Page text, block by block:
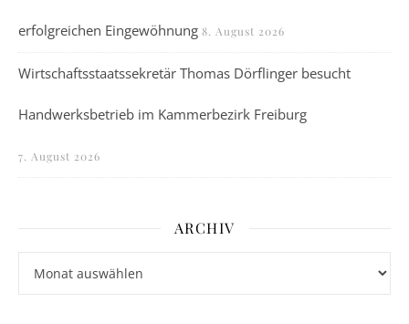
erfolgreichen Eingewöhnung 8. August 2026
Wirtschaftsstaatssekretär Thomas Dörflinger besucht
Handwerksbetrieb im Kammerbezirk Freiburg
7. August 2026
ARCHIV